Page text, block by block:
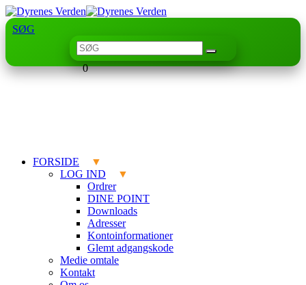
SØG
0
FORSIDE
LOG IND
Ordrer
DINE POINT
Downloads
Adresser
Kontoinformationer
Glemt adgangskode
Medie omtale
Kontakt